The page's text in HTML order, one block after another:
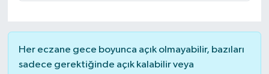
Her eczane gece boyunca açık olmayabilir, bazıları
sadece gerektiğinde açık kalabilir veya